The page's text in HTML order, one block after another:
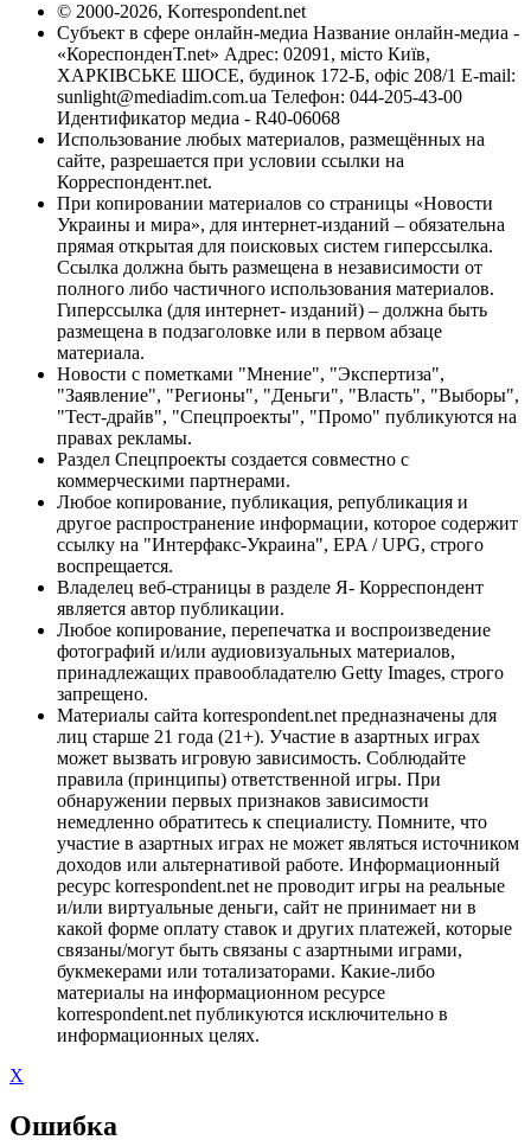
© 2000-2026, Korrespondent.net
Субъект в сфере онлайн-медиа Название онлайн-медиа -
«КореспонденТ.net» Адрес: 02091, місто Київ,
ХАРКІВСЬКЕ ШОСЕ, будинок 172-Б, офіс 208/1 E-mail:
sunlight@mediadim.com.ua Телефон: 044-205-43-00
Идентификатор медиа - R40-06068
Использование любых материалов, размещённых на
сайте, разрешается при условии ссылки на
Корреспондент.net.
При копировании материалов со страницы «Новости
Украины и мира», для интернет-изданий – обязательна
прямая открытая для поисковых систем гиперссылка.
Ссылка должна быть размещена в независимости от
полного либо частичного использования материалов.
Гиперссылка (для интернет- изданий) – должна быть
размещена в подзаголовке или в первом абзаце
материала.
Новости с пометками "Мнение", "Экспертиза",
"Заявление", "Регионы", "Деньги", "Власть", "Выборы",
"Тест-драйв", "Спецпроекты", "Промо" публикуются на
правах рекламы.
Раздел Спецпроекты создается совместно с
коммерческими партнерами.
Любое копирование, публикация, републикация и
другое распространение информации, которое содержит
ссылку на "Интерфакс-Украина", EPA / UPG, строго
воспрещается.
Владелец веб-страницы в разделе Я- Корреспондент
является автор публикации.
Любое копирование, перепечатка и воспроизведение
фотографий и/или аудиовизуальных материалов,
принадлежащих правообладателю Getty Images, строго
запрещено.
Материалы сайта korrespondent.net предназначены для
лиц старше 21 года (21+). Участие в азартных играх
может вызвать игровую зависимость. Соблюдайте
правила (принципы) ответственной игры. При
обнаружении первых признаков зависимости
немедленно обратитесь к специалисту. Помните, что
участие в азартных играх не может являться источником
доходов или альтернативой работе. Информационный
ресурс korrespondent.net не проводит игры на реальные
и/или виртуальные деньги, сайт не принимает ни в
какой форме оплату ставок и других платежей, которые
связаны/могут быть связаны с азартными играми,
букмекерами или тотализаторами. Какие-либо
материалы на информационном ресурсе
korrespondent.net публикуются исключительно в
информационных целях.
X
Ошибка